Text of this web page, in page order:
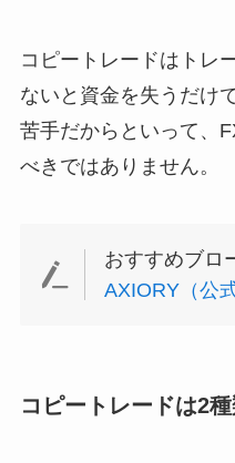
コピートレードはトレ
ないと資金を失うだけ
苦手だからといって、
べきではありません。
おすすめブロ
AXIORY（公式
コピートレードは2